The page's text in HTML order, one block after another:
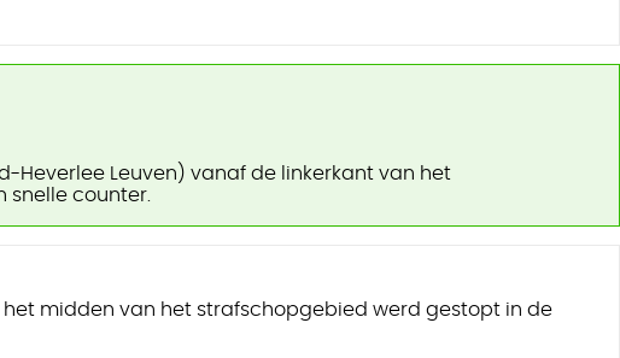
Heverlee Leuven) vanaf de linkerkant van het
snelle counter.
midden van het strafschopgebied werd gestopt in de